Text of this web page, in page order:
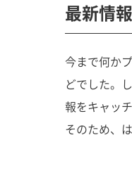
最新情
今まで何か
どでした。
報をキャッ
そのため、